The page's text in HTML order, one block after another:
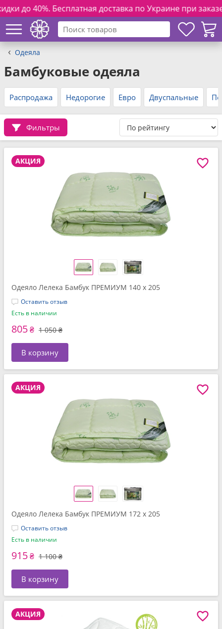
Бесплатная доставка по Украине при заказе от 3000
Одеяла
Бамбуковые одеяла
Распродажа Недорогие Евро Двуспальные
Фильтры
АКЦИЯ
Одеяло Лелека Бамбук ПРЕМИУМ 140 x 205
Оставить отзыв
Есть в наличии
805₴ 1 050 ₴
В корзину
АКЦИЯ
Одеяло Лелека Бамбук ПРЕМИУМ 172 x 205
Оставить отзыв
Есть в наличии
915₴ 1 100 ₴
В корзину
АКЦИЯ